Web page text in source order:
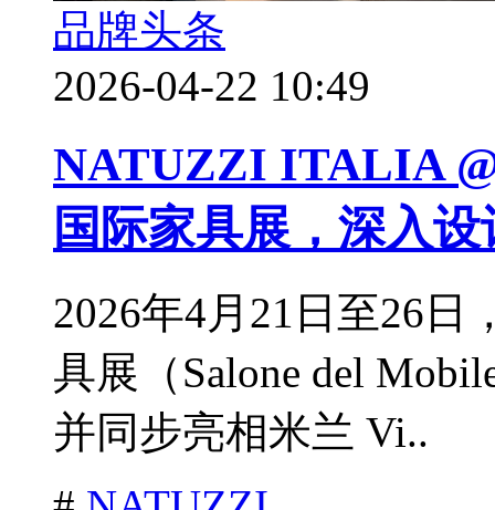
品牌头条
2026-04-22 10:49
NATUZZI ITALIA
国际家具展，深入
2026年4月21日至26日
具展（Salone del
并同步亮相米兰 Vi..